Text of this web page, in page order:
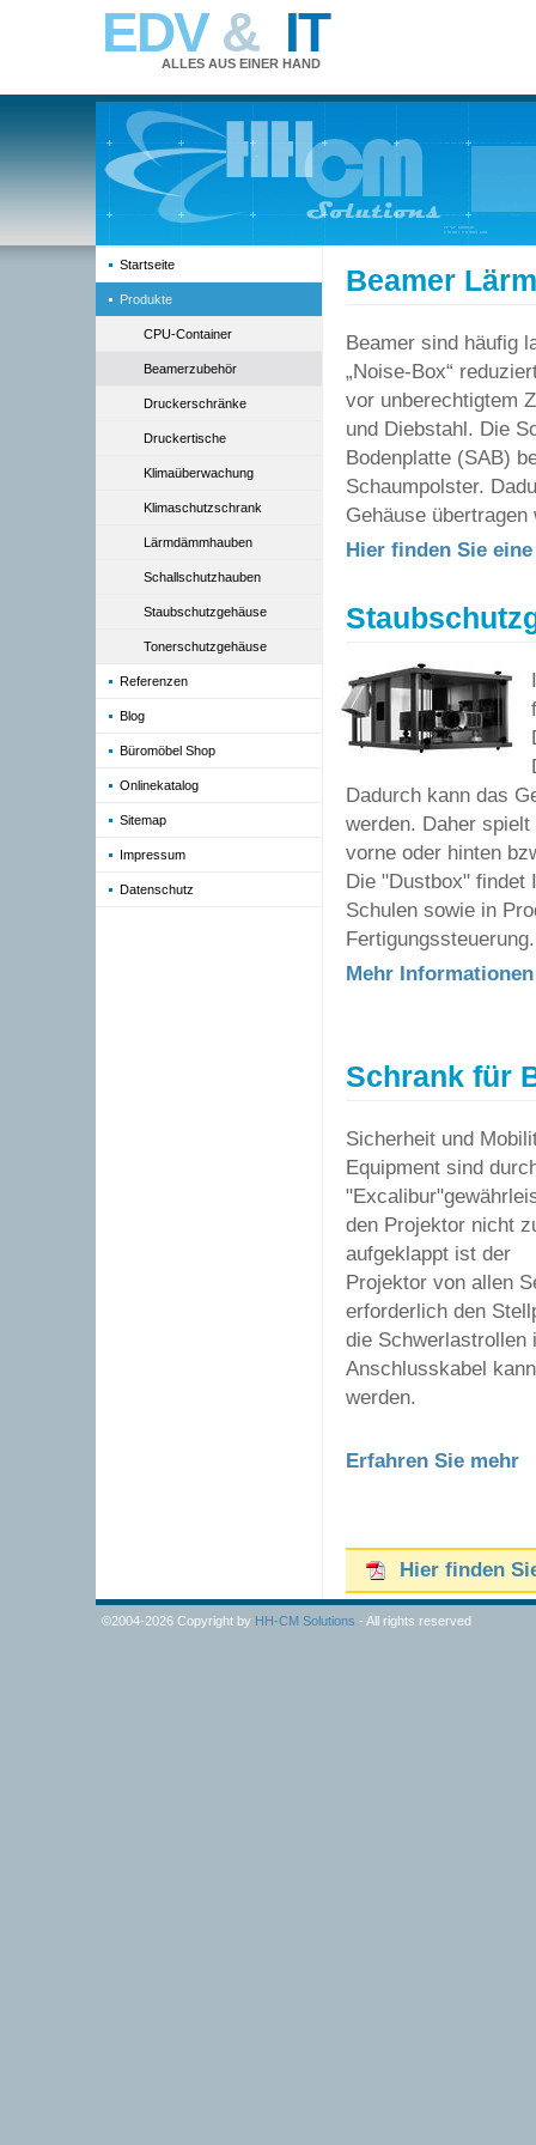
EDV & IT
ALLES AUS EINER HAND
Startseite
Produkte
CPU-Container
Beamerzubehör
Druckerschränke
Druckertische
Klimaüberwachung
Klimaschutzschrank
Lärmdämmhauben
Schallschutzhauben
Staubschutzgehäuse
Tonerschutzgehäuse
Referenzen
Blog
Büromöbel Shop
Onlinekatalog
Sitemap
Impressum
Datenschutz
Beamer
Beamer sind häufig
„Noise-Box“
vor unberechtigtem
und Diebstahl. Die
Bodenplatte (SAB)
Schaumpolster.
Gehäuse
Hier finden Sie
Dadurch kann das
werden. Daher
vorne oder hinten
Die "Dustbox" findet
Schulen sowie in
Fertigungssteuerung.
Mehr Informationen
Schrank für
Sicherheit und
Equipment sind
den Projektor nicht
aufgeklappt ist der
Projektor von allen
erforderlich den
die Schwerlastrollen
Anschlusskabel
werden.
Erfahren Sie mehr
Hier finden
©2004-2026 Copyright by HH-CM Solutions - All rights reserved